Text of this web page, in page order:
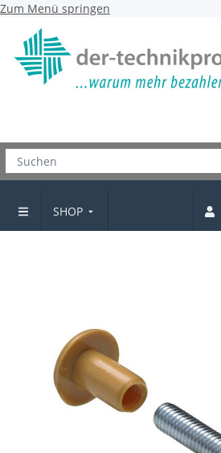
Zum Menü springen
SHOP
Verbindungsschraube